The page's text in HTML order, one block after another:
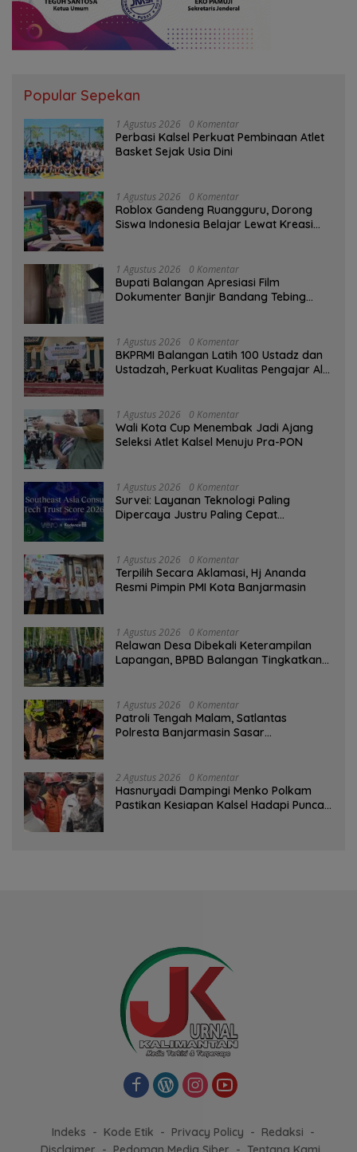
Popular Sepekan
1 Agustus 2026 0 Komentar
Perbasi Kalsel Perkuat Pembinaan Atlet
Basket Sejak Usia Dini
1 Agustus 2026 0 Komentar
Roblox Gandeng Ruangguru, Dorong
Siswa Indonesia Belajar Lewat Kreasi
1 Agustus 2026 0 Komentar
Bupati Balangan Apresiasi Film
Dokumenter Banjir Bandang Tebing
1 Agustus 2026 0 Komentar
BKPRMI Balangan Latih 100 Ustadz dan
Ustadzah, Perkuat Kualitas Pengajar Al-
1 Agustus 2026 0 Komentar
Wali Kota Cup Menembak Jadi Ajang
Seleksi Atlet Kalsel Menuju Pra-PON
1 Agustus 2026 0 Komentar
Survei: Layanan Teknologi Paling
Dipercaya Justru Paling Cepat
1 Agustus 2026 0 Komentar
‎Terpilih Secara Aklamasi, Hj Ananda
Resmi Pimpin PMI Kota Banjarmasin
1 Agustus 2026 0 Komentar
Relawan Desa Dibekali Keterampilan
Lapangan, BPBD Balangan Tingkatkan
1 Agustus 2026 0 Komentar
Patroli Tengah Malam, Satlantas
Polresta Banjarmasin Sasar
2 Agustus 2026 0 Komentar
Hasnuryadi Dampingi Menko Polkam
Pastikan Kesiapan Kalsel Hadapi Puncak
Indeks Kode Etik Privacy Policy
Redaksi